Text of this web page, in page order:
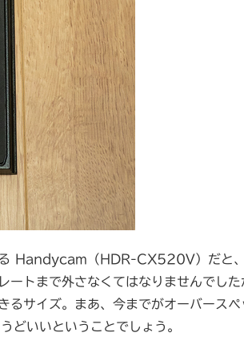
Handycam（HDR-CX520V）だと、
トまで外さなくてはなりませんでした
サイズ。まあ、今までがオーバースペ
どいいということでしょう。